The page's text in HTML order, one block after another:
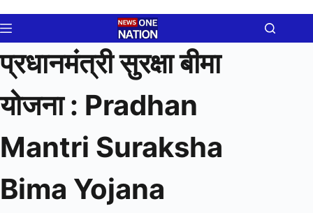
to
प्रधानमंत्री सुरक्षा बीमा
योजना : Pradhan
Mantri Suraksha
Bima Yojana